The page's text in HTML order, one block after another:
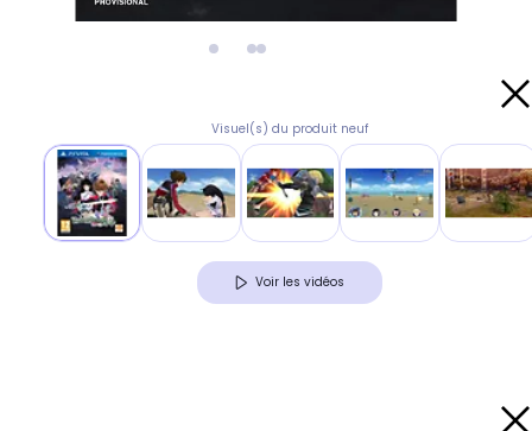
Visuel(s) du produit neuf
Voir les vidéos